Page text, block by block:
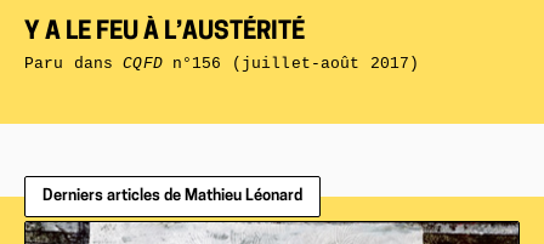
Y A LE FEU À L’AUSTÉRITÉ
Paru dansCQFDn°156 (juillet-août 2017)
Derniers articles de Mathieu Léonard